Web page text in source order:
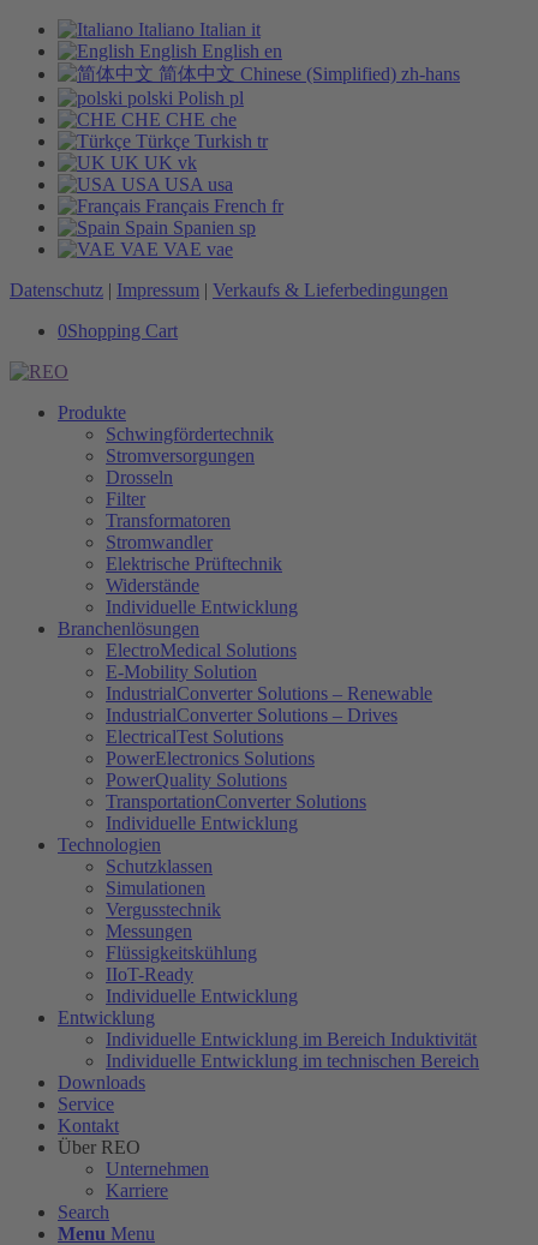
Italiano Italian it
English English en
简体中文 Chinese (Simplified) zh-hans
polski Polish pl
CHE CHE che
Türkçe Turkish tr
UK UK vk
USA USA usa
Français French fr
Spain Spanien sp
VAE VAE vae
Datenschutz | Impressum | Verkaufs & Lieferbedingungen
0Shopping Cart
Produkte
Schwingfördertechnik
Stromversorgungen
Drosseln
Filter
Transformatoren
Stromwandler
Elektrische Prüftechnik
Widerstände
Individuelle Entwicklung
Branchenlösungen
ElectroMedical Solutions
E-Mobility Solution
IndustrialConverter Solutions – Renewable
IndustrialConverter Solutions – Drives
ElectricalTest Solutions
PowerElectronics Solutions
PowerQuality Solutions
TransportationConverter Solutions
Individuelle Entwicklung
Technologien
Schutzklassen
Simulationen
Vergusstechnik
Messungen
Flüssigkeitskühlung
IIoT-Ready
Individuelle Entwicklung
Entwicklung
Individuelle Entwicklung im Bereich Induktivität
Individuelle Entwicklung im technischen Bereich
Downloads
Service
Kontakt
Über REO
Unternehmen
Karriere
Search
Menu Menu